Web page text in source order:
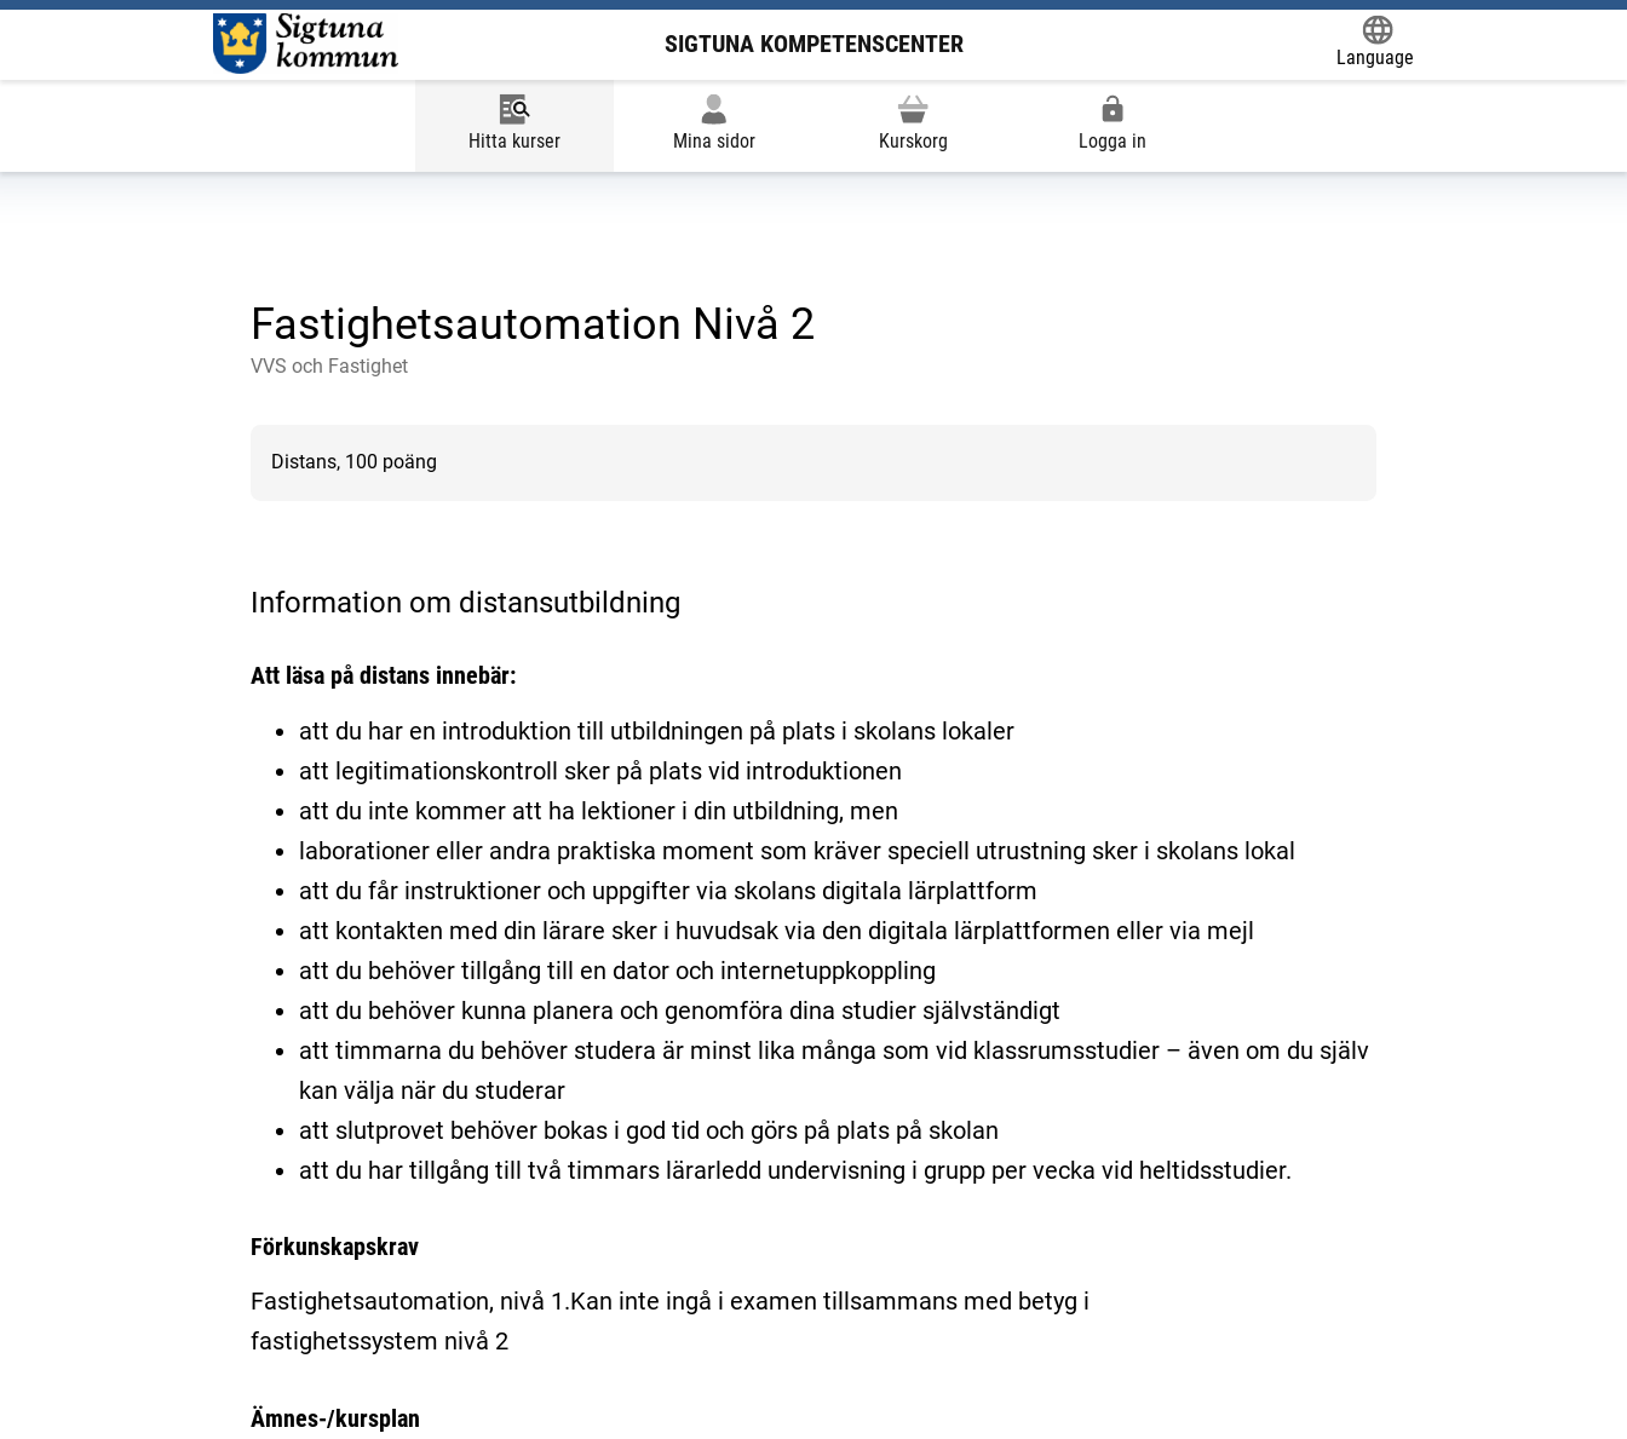
SIGTUNA KOMPETENSCENTER
Language
Hitta kurser Mina sidor Kurskorg Logga in
Fastighetsautomation Nivå 2
VVS och Fastighet
Distans, 100 poäng
Information om distansutbildning
Att läsa på distans innebär:
att du har en introduktion till utbildningen på plats i skolans lokaler
att legitimationskontroll sker på plats vid introduktionen
att du inte kommer att ha lektioner i din utbildning, men
laborationer eller andra praktiska moment som kräver speciell utrustning sker i skolans lokal
att du får instruktioner och uppgifter via skolans digitala lärplattform
att kontakten med din lärare sker i huvudsak via den digitala lärplattformen eller via mejl
att du behöver tillgång till en dator och internetuppkoppling
att du behöver kunna planera och genomföra dina studier självständigt
att timmarna du behöver studera är minst lika många som vid klassrumsstudier – även om du själv
kan välja när du studerar
att slutprovet behöver bokas i god tid och görs på plats på skolan
att du har tillgång till två timmars lärarledd undervisning i grupp per vecka vid heltidsstudier.
Förkunskapskrav
Fastighetsautomation, nivå 1.Kan inte ingå i examen tillsammans med betyg i
fastighetssystem nivå 2
Ämnes-/kursplan